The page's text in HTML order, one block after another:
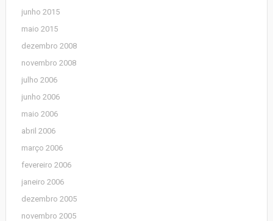
junho 2015
maio 2015
dezembro 2008
novembro 2008
julho 2006
junho 2006
maio 2006
abril 2006
março 2006
fevereiro 2006
janeiro 2006
dezembro 2005
novembro 2005